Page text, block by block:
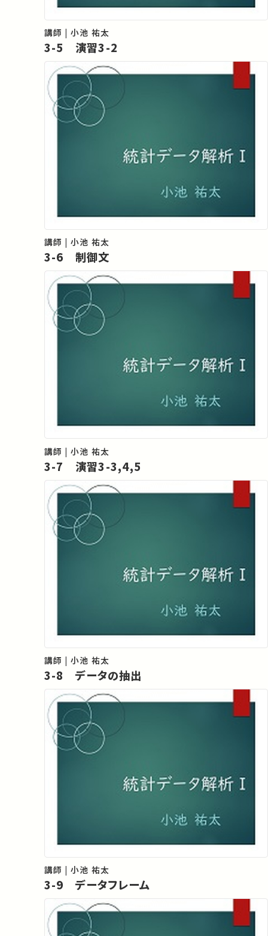
講師 | 小池 祐太
3-5 演習3-2
講師 | 小池 祐太
3-6 制御文
講師 | 小池 祐太
3-7 演習3-3,4,5
講師 | 小池 祐太
3-8 データの抽出
講師 | 小池 祐太
3-9 データフレーム